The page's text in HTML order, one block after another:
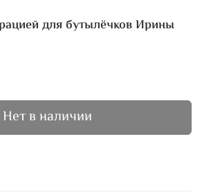
для бутылёчков Ирины
Нет в наличии